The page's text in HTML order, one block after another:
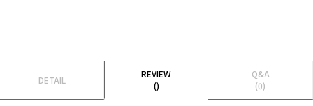
DETAIL
REVIEW
()
Q&A
(0)